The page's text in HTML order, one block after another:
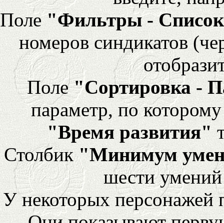
Поле"Фильтры - Список
номеров синдикатов
Поле"Сортировка -
параметр, по
"Время развития"
Столбик"Минимум
шести
У некоторых персонажей